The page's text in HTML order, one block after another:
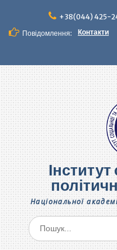
вмісту
+38(044) 425-
Повідомлення:
Контакти
Інститут
Національної
Шукати: